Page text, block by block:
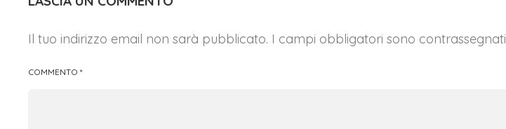
Il tuo indirizzo email non sarà pubblicato. I campi obbligatori sono contrassegnati
COMMENTO *